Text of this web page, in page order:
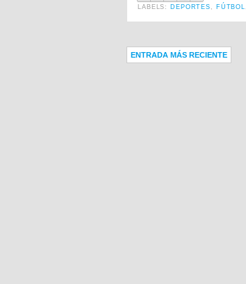
LABELS: DEPORTES FÚTBOL
ENTRADA MÁS RECIENTE